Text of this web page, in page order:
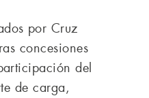
por Cruz
concesiones
del
de carga,